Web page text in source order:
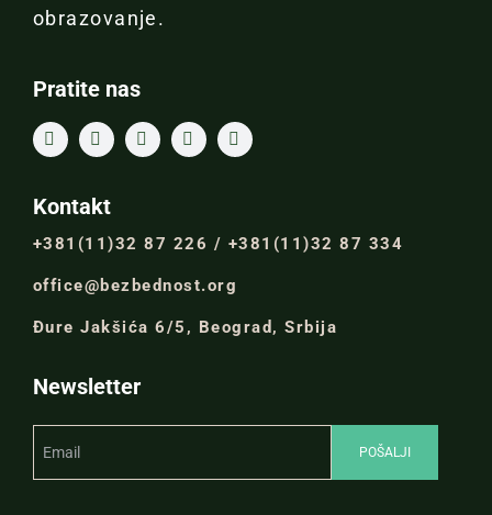
obrazovanje.
Pratite nas
Kontakt
+381(11)32 87 226 / +381(11)32 87 334
office@bezbednost.org
Đure Jakšića 6/5, Beograd, Srbija
Newsletter